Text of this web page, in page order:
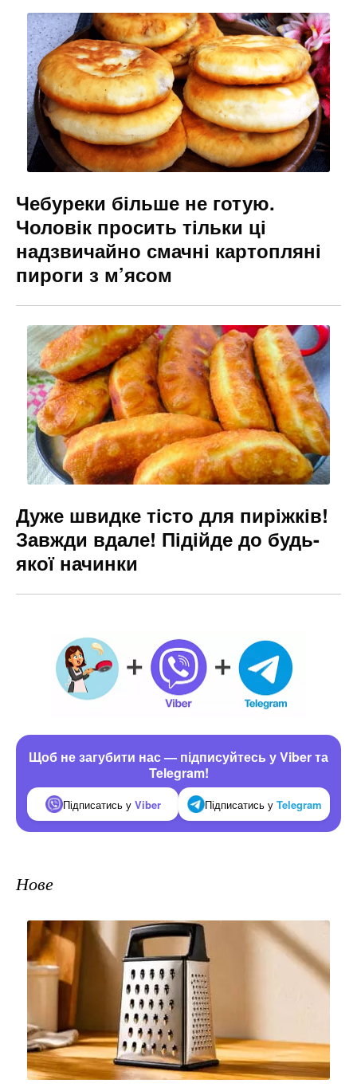
Чебуреки більше не готую.
Чоловік просить тільки ці
надзвичайно смачні картопляні
пироги з м’ясом
Дуже швидке тісто для пиріжків!
Завжди вдале! Підійде до будь-
якої начинки
Щоб не загубити нас — підписуйтесь у Viber та
Telegram!
Підписатись у Viber Підписатись у Telegram
Нове